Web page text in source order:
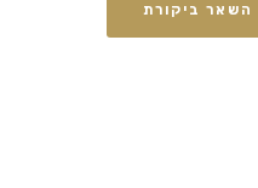
השאר ביקורת